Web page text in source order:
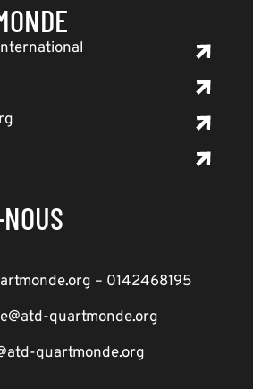
– 0142468195
quartmonde.org
quartmonde.org